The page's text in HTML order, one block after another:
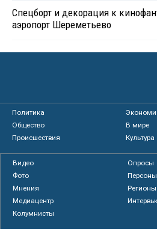
Спецборт и декорация к
аэропорт Шереметьево
Политика
Общество
В мире
Происшествия
Культура
Видео
Опросы
Фото
Персоны
Мнения
Регионы
Медиацентр
Колумнисты